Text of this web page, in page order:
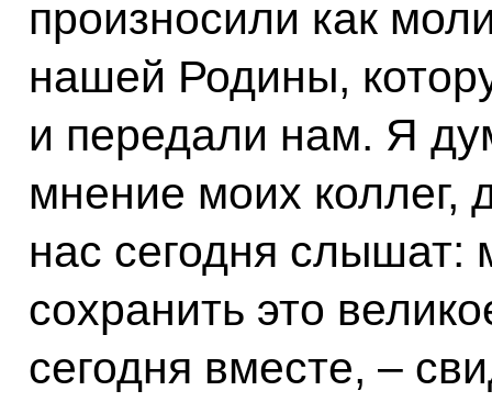
произносили как
нашей Родины,
и передали нам. Я
мнение моих коллег,
нас сегодня
сохранить это
сегодня вместе, –